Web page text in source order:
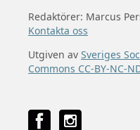
Redaktörer: Marcus
Kontakta oss
Utgiven av Sveriges
Commons CC-BY-NC-